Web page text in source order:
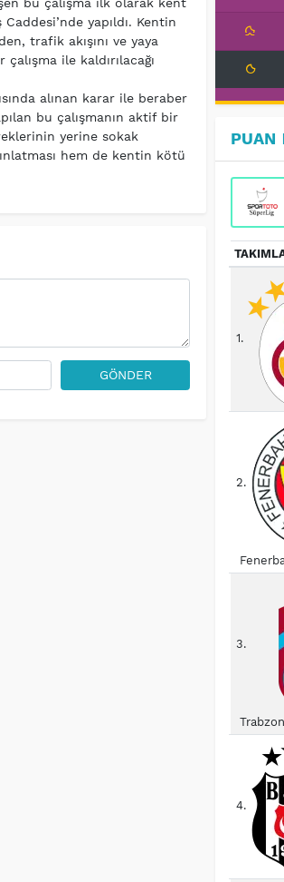
bu çalışma ilk olarak kent
yapıldı. Kentin
trafik akışını ve yaya
ile kaldırılacağı
alınan karar ile beraber
bu çalışmanın aktif bir
yerine sokak
hem de kentin kötü
GÖNDER
PUAN
1.
2.
3.
4.